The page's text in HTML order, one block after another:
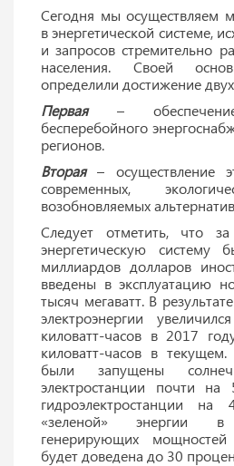
Сегодня мы осуществляем
в энергетической системе,
и запросов стремительно
населения. Своей
определили достижение
Первая –
бесперебойного
регионов.
Вторая– осуществление
современных,
возобновляемых
Следует отметить, что
энергетическую систему
миллиардов долларов
введены в эксплуатацию
тысяч мегаватт. В
электроэнергии
киловатт-часов в 2017
киловатт-часов в
были запущены
электростанции почти
гидроэлектростанции на
«зеленой» энергии
генерирующих
будет доведена до 30